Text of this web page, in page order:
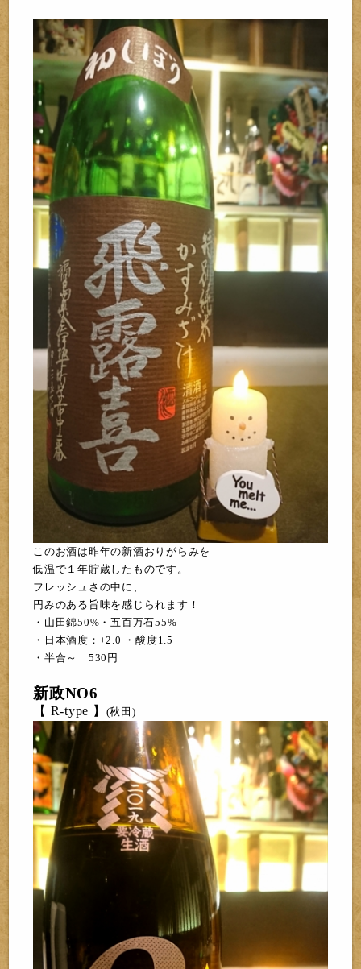
こ のお酒は昨年の新酒お りがらみを
低温で１年貯蔵したものです。
フレッシュさの中に、
円みのある旨味を感じられます！
・山田錦50%・五百万石55%
・日本酒度：+2.0 ・酸度1.5
・半合～ 530 円
新政NO6
【 R-type 】 (秋田)